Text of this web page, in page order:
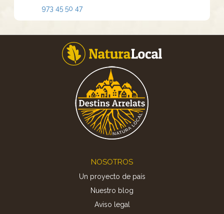
973 45 50 47
NOSOTROS
Un proyecto de país
Nuestro blog
Aviso legal